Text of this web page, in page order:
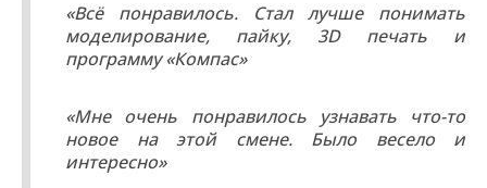
«Всё понравилось. Стал лучше понимать
моделирование, пайку, 3D печать и
программу «Компас»
«Мне очень понравилось узнавать что-то
новое на этой смене. Было весело и
интересно»